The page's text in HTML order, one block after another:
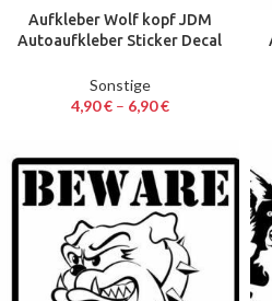
Aufkleber Wolf kopf JDM
Autoaufkleber Sticker Decal
Sonstige
4,90€– 6,90€